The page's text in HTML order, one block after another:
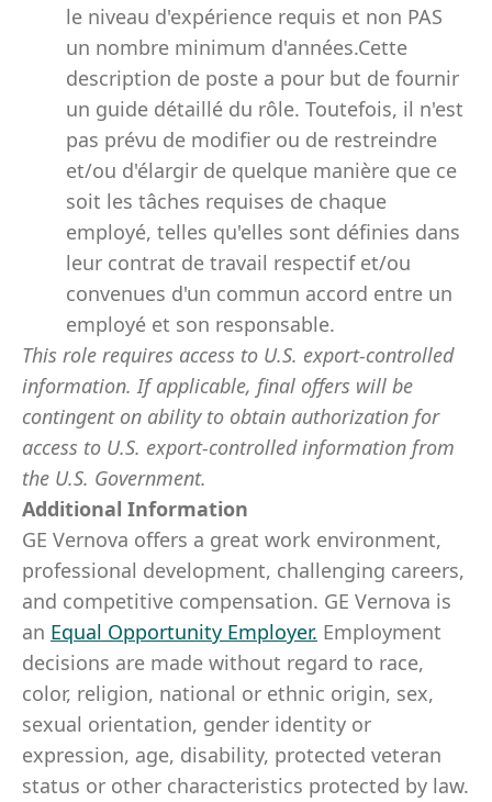
le niveau d'expérience requis et non PAS
un nombre minimum d'années.Cette
description de poste a pour but de fournir
un guide détaillé du rôle. Toutefois, il n'est
pas prévu de modifier ou de restreindre
et/ou d'élargir de quelque manière que ce
soit les tâches requises de chaque
employé, telles qu'elles sont définies dans
leur contrat de travail respectif et/ou
convenues d'un commun accord entre un
employé et son responsable.
This role requires access to U.S. export-controlled
information. If applicable, final offers will be
contingent on ability to obtain authorization for
access to U.S. export-controlled information from
the U.S. Government.
Additional Information
GE Vernova offers a great work environment,
professional development, challenging careers,
and competitive compensation. GE Vernova is
an Equal Opportunity Employer. Employment
decisions are made without regard to race,
color, religion, national or ethnic origin, sex,
sexual orientation, gender identity or
expression, age, disability, protected veteran
status or other characteristics protected by law.